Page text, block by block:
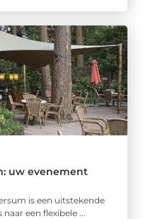
uw evenement
is een uitstekende
een flexibele ...